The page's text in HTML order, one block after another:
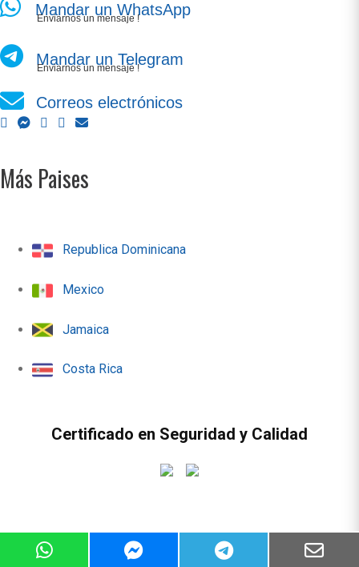
Mandar un WhatsApp
Enviarnos un mensaje !
Mandar un Telegram
Enviarnos un mensaje !
Correos electrónicos
Más Paises
Republica Dominicana
Mexico
Jamaica
Costa Rica
Certificado en Seguridad y Calidad